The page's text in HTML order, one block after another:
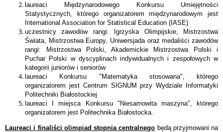
laureaci Międzynarodowego Konkursu Umiejętności
Statystycznych, którego organizatorem międzynarodowym jest
International Association for Statistical Education (IASE)
uczestnicy zawodów rangi: Igrzyska Olimpijskie, Mistrzostwa
Świata, Mistrzostwa Europy, Uniwersjada oraz medaliści zawodów
rangi: Mistrzostwa Polski, Akademickie Mistrzostwa Polski i
Puchar Polski w dyscyplinach indywidualnych i zespołowych w
kategorii juniorów i seniorów
laureaci Konkursu "Matematyka stosowana", którego
organizatorem jest Centrum SIGNUM przy Wydziale Informatyki
Politechniki Białostockiej
laureaci I miejsca Konkursu "Niesamowita maszyna", którego
organizatorem jest Politechnika Białostocka.
Laureaci i finaliści olimpiad stopnia centralnego będą przyjmowani na